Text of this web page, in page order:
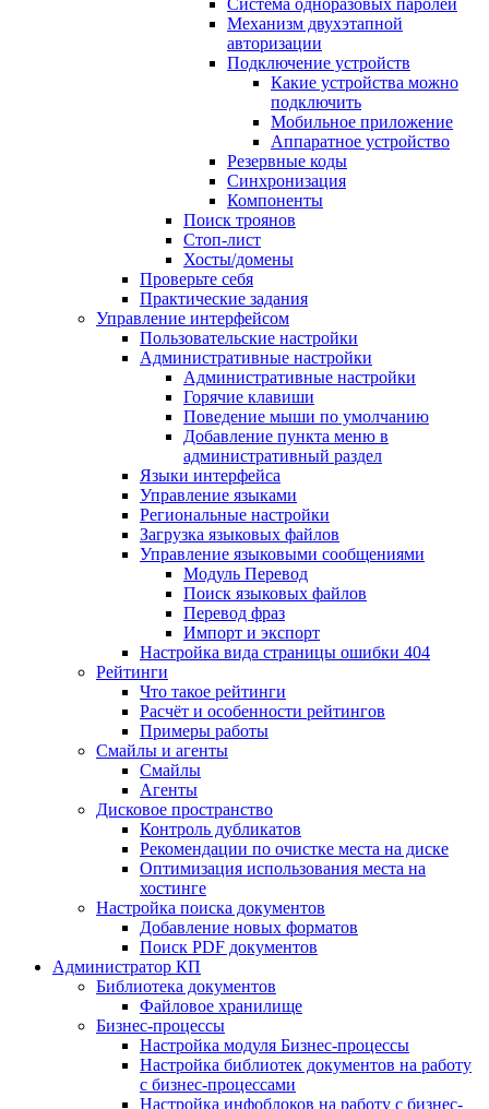
Система одноразовых паролей
Механизм двухэтапной
авторизации
Подключение устройств
Какие устройства можно
подключить
Мобильное приложение
Аппаратное устройство
Резервные коды
Синхронизация
Компоненты
Поиск троянов
Стоп-лист
Хосты/домены
Проверьте себя
Практические задания
Управление интерфейсом
Пользовательские настройки
Административные настройки
Административные настройки
Горячие клавиши
Поведение мыши по умолчанию
Добавление пункта меню в
административный раздел
Языки интерфейса
Управление языками
Региональные настройки
Загрузка языковых файлов
Управление языковыми сообщениями
Mодуль Перевод
Поиск языковых файлов
Перевод фраз
Импорт и экспорт
Настройка вида страницы ошибки 404
Рейтинги
Что такое рейтинги
Расчёт и особенности рейтингов
Примеры работы
Смайлы и агенты
Смайлы
Агенты
Дисковое пространство
Контроль дубликатов
Рекомендации по очистке места на диске
Оптимизация использования места на
хостинге
Настройка поиска документов
Добавление новых форматов
Поиск PDF документов
Администратор КП
Библиотека документов
Файловое хранилище
Бизнес-процессы
Настройка модуля Бизнес-процессы
Настройка библиотек документов на работу
с бизнес-процессами
Настройка инфоблоков на работу с бизнес-